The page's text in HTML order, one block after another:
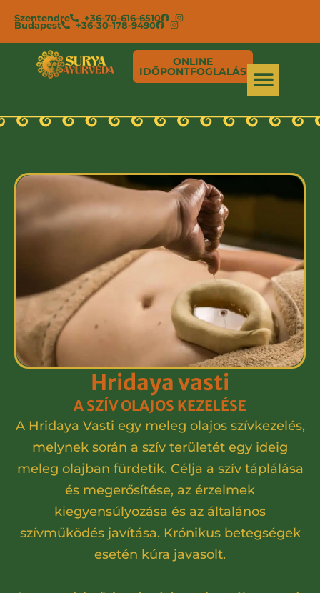
Szentendre +36-70-616-6510
Budapest +36-30-178-9490
ONLINE
IDŐPONTFOGLALÁS
Hridaya vasti
A SZÍV OLAJOS KEZELÉSE
A Hridaya Vasti egy meleg olajos szívkezelés,
melynek során a szív területét egy ideig
meleg olajban fürdetik. Célja a szív táplálása
és megerősítése, az érzelmek
kiegyensúlyozása és az általános
szívműködés javítása. Krónikus betegségek
esetén kúra javasolt.